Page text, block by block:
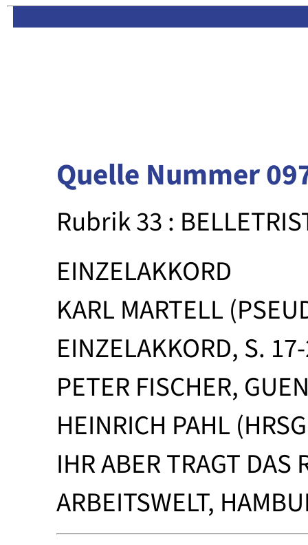
Quelle Nummer
Rubrik 33 :
EINZELAKKORD
KARL MARTELL
EINZELAKKORD, S.
PETER FISCHER,
HEINRICH PAHL
IHR ABER TRAGT DAS
ARBEITSWELT,